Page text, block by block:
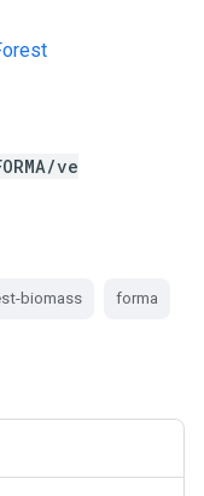
ve
biomass forma